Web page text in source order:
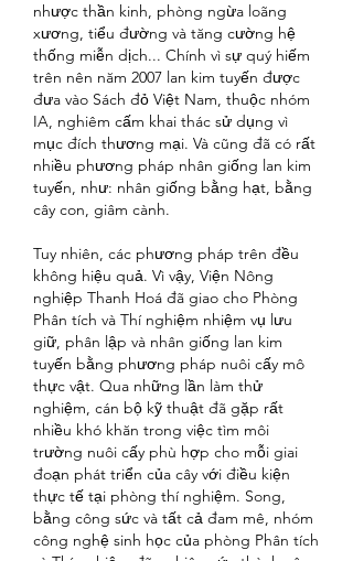
nhược thần kinh, phòng ngừa loãng
xương, tiểu đường và tăng cường hệ
thống miễn dịch... Chính vì sự quý hiếm
trên nên năm 2007 lan kim tuyến được
đưa vào Sách đỏ Việt Nam, thuộc nhóm
IA, nghiêm cấm khai thác sử dụng vì
mục đích thương mại. Và cũng đã có rất
nhiều phương pháp nhân giống lan kim
tuyến, như: nhân giống bằng hạt, bằng
cây con, giâm cành.
Tuy nhiên, các phương pháp trên đều
không hiệu quả. Vì vậy, Viện Nông
nghiệp Thanh Hoá đã giao cho Phòng
Phân tích và Thí nghiệm nhiệm vụ lưu
giữ, phân lập và nhân giống lan kim
tuyến bằng phương pháp nuôi cấy mô
thực vật. Qua những lần làm thử
nghiệm, cán bộ kỹ thuật đã gặp rất
nhiều khó khăn trong việc tìm môi
trường nuôi cấy phù hợp cho mỗi giai
đoạn phát triển của cây với điều kiện
thực tế tại phòng thí nghiệm. Song,
bằng công sức và tất cả đam mê, nhóm
công nghệ sinh học của phòng Phân tích